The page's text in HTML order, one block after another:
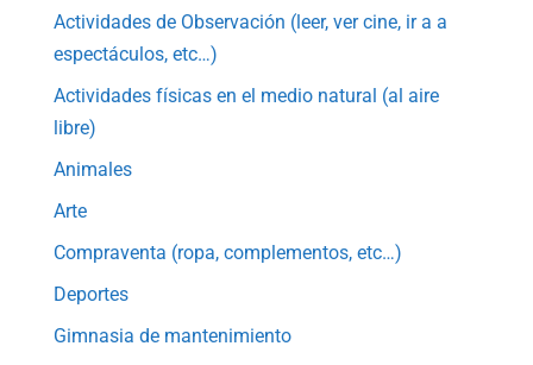
Actividades de Observación (leer, ver cine, ir a a
espectáculos, etc…)
Actividades físicas en el medio natural (al aire
libre)
Animales
Arte
Compraventa (ropa, complementos, etc…)
Deportes
Gimnasia de mantenimiento